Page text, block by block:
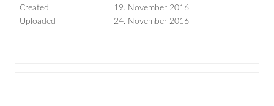
Created
19. November 2016
Uploaded
24. November 2016